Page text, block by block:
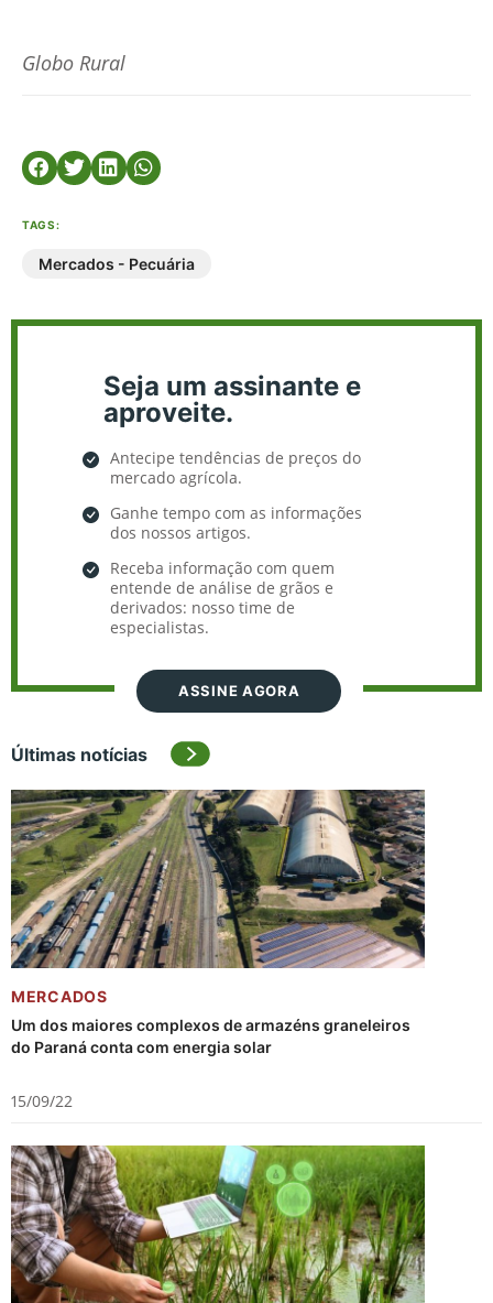
Globo Rural
TAGS:
Mercados - Pecuária
Seja um assinante e
aproveite.
Antecipe tendências de preços do
mercado agrícola.
Ganhe tempo com as informações
dos nossos artigos.
Receba informação com quem
entende de análise de grãos e
derivados: nosso time de
especialistas.
ASSINE AGORA
Últimas notícias
MERCADOS
Um dos maiores complexos de armazéns graneleiros
do Paraná conta com energia solar
15/09/22